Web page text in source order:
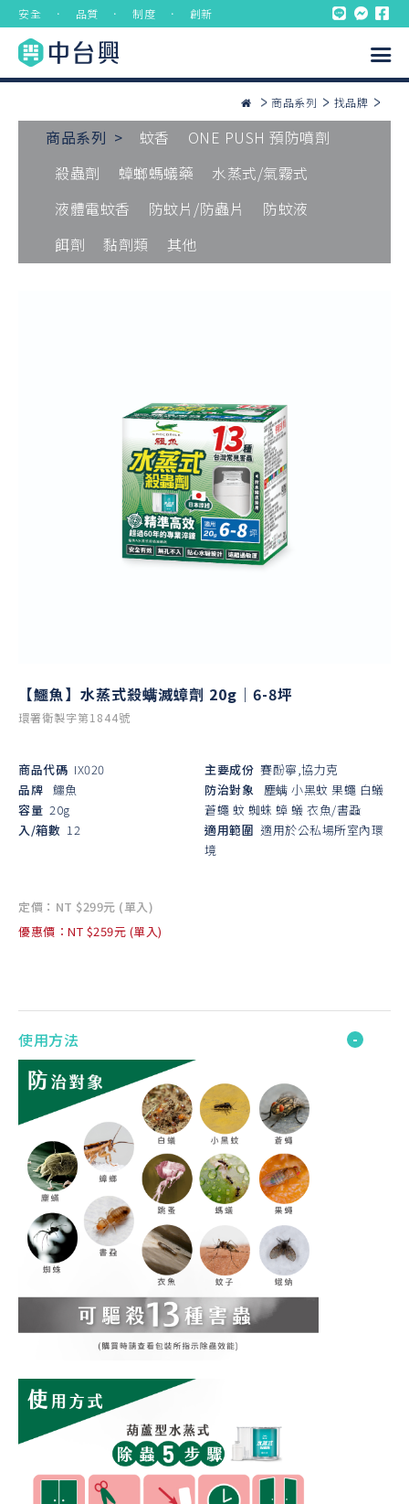
安全 ． 品質 ． 制度 ． 創新
商品系列 找品牌
商品系列 > 蚊香
ONE PUSH 預防噴劑
殺蟲劑
蟑螂螞蟻藥
水蒸式/氣霧式
液體電蚊香
防蚊片/防蟲片
防蚊液
餌劑
黏劑類 其他
【鱷魚】水蒸式殺螨滅蟑劑 20g｜6-8坪
環署衛製字第1844號
商品代碼 IX020
品牌 鱷魚
容量 20g
入/箱數 12
主要成份 賽酚寧,協力克
防治對象
塵螨 小黑蚊 果蠅 白蟻
蒼蠅 蚊 蜘蛛 蟑 蟻 衣魚/書蝨
適用範圍 適用於公私場所室內環
境
定價：NT $299元 (單入)
優惠價：NT $259元 (單入)
使用方法